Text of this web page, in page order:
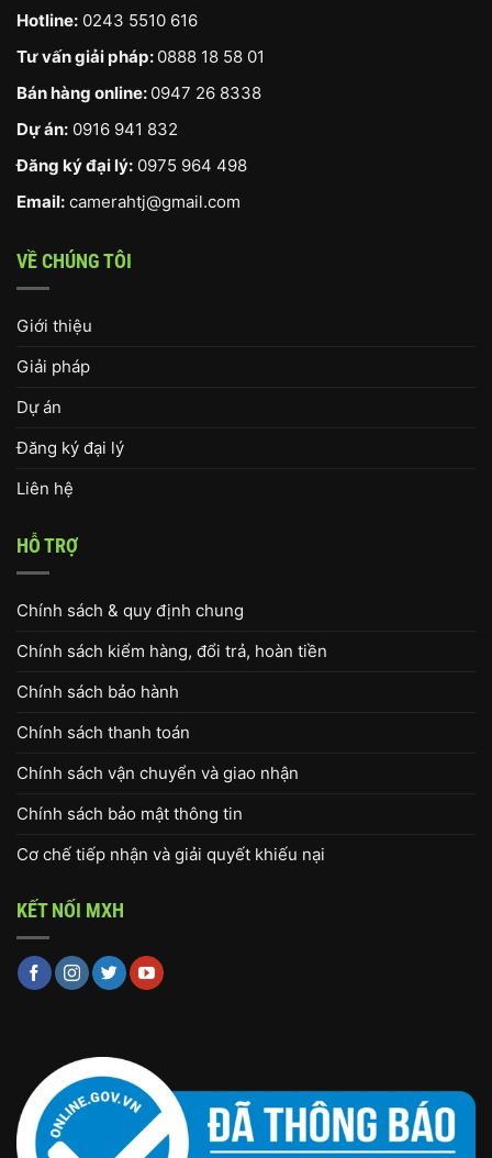
Hotline: 0243 5510 616
Tư vấn giải pháp: 0888 18 58 01
Bán hàng online: 0947 26 8338
Dự án: 0916 941 832
Đăng ký đại lý: 0975 964 498
Email: camerahtj@gmail.com
VỀ CHÚNG TÔI
Giới thiệu
Giải pháp
Dự án
Đăng ký đại lý
Liên hệ
HỖ TRỢ
Chính sách & quy định chung
Chính sách kiểm hàng, đổi trả, hoàn tiền
Chính sách bảo hành
Chính sách thanh toán
Chính sách vận chuyển và giao nhận
Chính sách bảo mật thông tin
Cơ chế tiếp nhận và giải quyết khiếu nại
KẾT NỐI MXH